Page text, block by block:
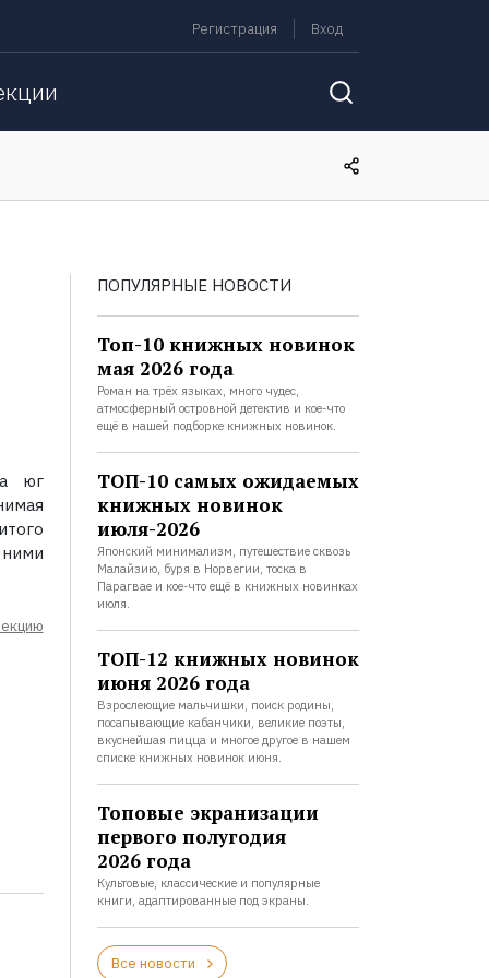
Регистрация Вход
юг
ПОПУЛЯРНЫЕ НОВОСТИ
Топ-10 книжных новинок
мая 2026 года
Роман на трёх языках, много чудес,
атмосферный островной детектив и кое-что
ещё в нашей подборке книжных новинок.
ТОП-10 самых ожидаемых
книжных новинок
июля-2026
Японский минимализм, путешествие сквозь
Малайзию, буря в Норвегии, тоска в
Парагвае и кое-что ещё в книжных новинках
июля.
ТОП-12 книжных новинок
июня 2026 года
Взрослеющие мальчишки, поиск родины,
посапывающие кабанчики, великие поэты,
вкуснейшая пицца и многое другое в нашем
списке книжных новинок июня.
Топовые экранизации
первого полугодия
2026 года
Культовые, классические и популярные
книги, адаптированные под экраны.
Все новости